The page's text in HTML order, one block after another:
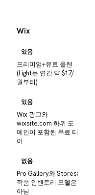
Wix
있음
프리미엄+유료 플랜
(Light는 연간 약 $17/
월부터)
있음
Wix 광고와
wixsite.com 하위 도
메인이 포함된 무료 티
어
없음
Pro Gallery와 Stores;
작품 인벤토리 모델은
아님